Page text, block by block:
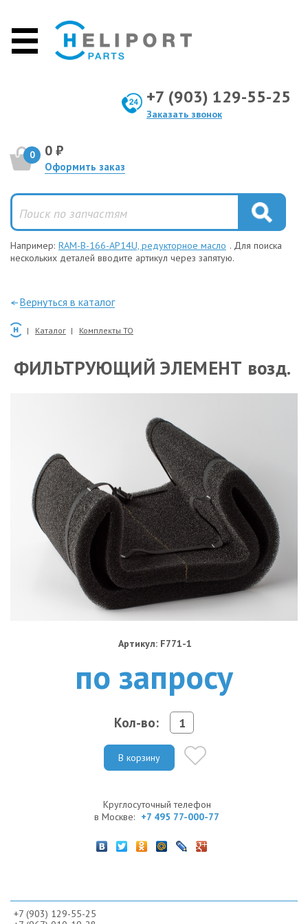
+7 (903) 129-55-25
Заказать звонок
0 0 ₽
Оформить заказ
Например: RAM-B-166-AP14U, редукторное масло . Для поиска
нескольких деталей вводите артикул через запятую.
—Вернуться в каталог
Каталог Комплекты ТО
ФИЛЬТРУЮЩИЙ ЭЛЕМЕНТ возд.
Артикул: F771-1
по запросу
Кол-во:
В корзину
Круглосуточный телефон
в Москве: +7 495 77-000-77
+7 (903) 129-55-25